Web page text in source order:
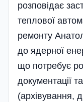
розповідає
теплової
ремонту
до ядерної
що потребує
документації
(архівування,